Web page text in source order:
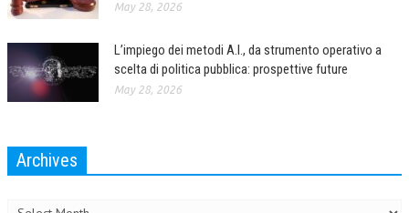
May 28, 2026
L’impiego dei metodi A.I., da strumento operativo a
scelta di politica pubblica: prospettive future
May 28, 2026
Archives